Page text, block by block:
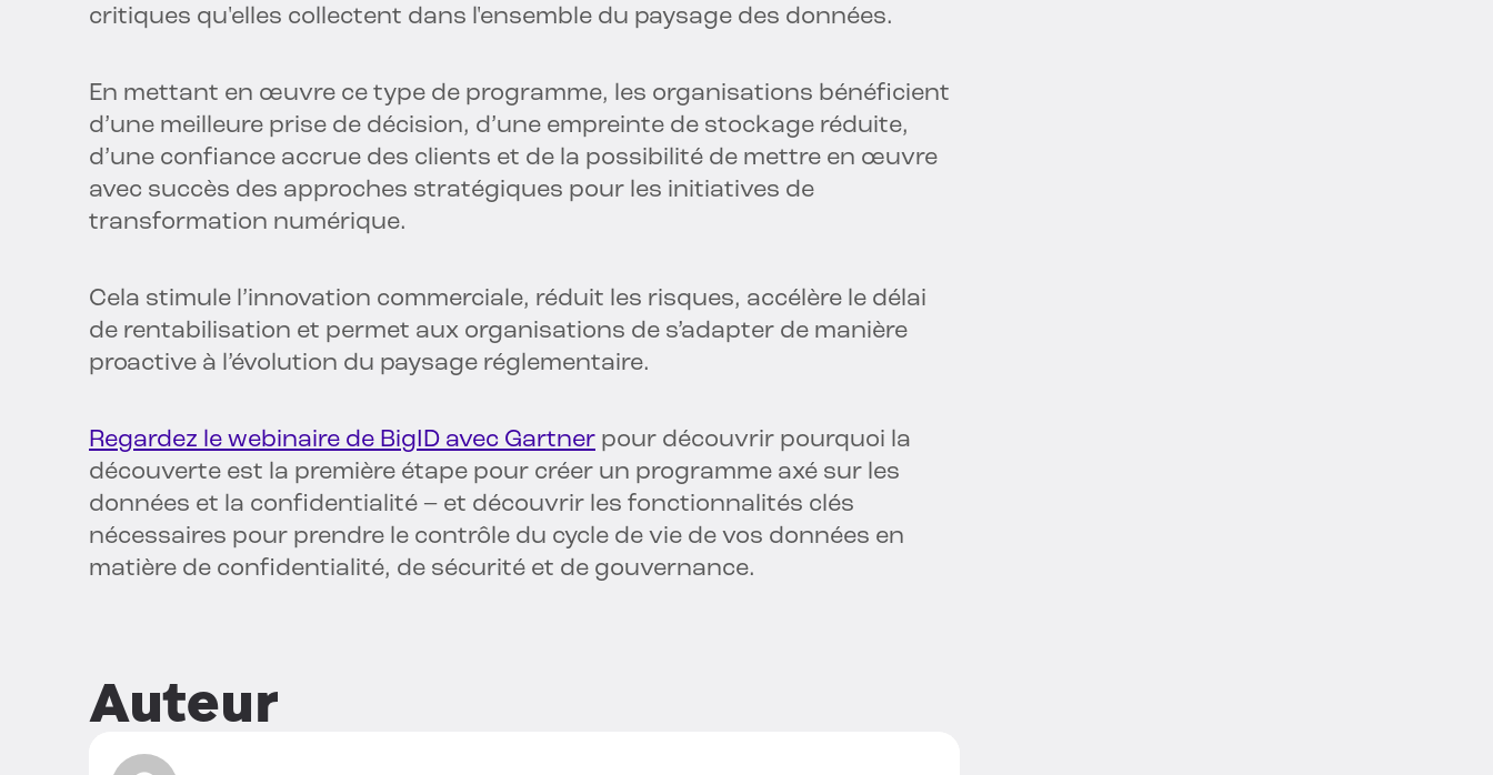
critiques qu'elles collectent dans l'ensemble du paysage des données.
En mettant en œuvre ce type de programme, les organisations bénéficient
d’une meilleure prise de décision, d’une empreinte de stockage réduite,
d’une confiance accrue des clients et de la possibilité de mettre en œuvre
avec succès des approches stratégiques pour les initiatives de
transformation numérique.
Cela stimule l’innovation commerciale, réduit les risques, accélère le délai
de rentabilisation et permet aux organisations de s’adapter de manière
proactive à l’évolution du paysage réglementaire.
Regardez le webinaire de BigID avec Gartner pour découvrir pourquoi la
découverte est la première étape pour créer un programme axé sur les
données et la confidentialité – et découvrir les fonctionnalités clés
nécessaires pour prendre le contrôle du cycle de vie de vos données en
matière de confidentialité, de sécurité et de gouvernance.
Auteur